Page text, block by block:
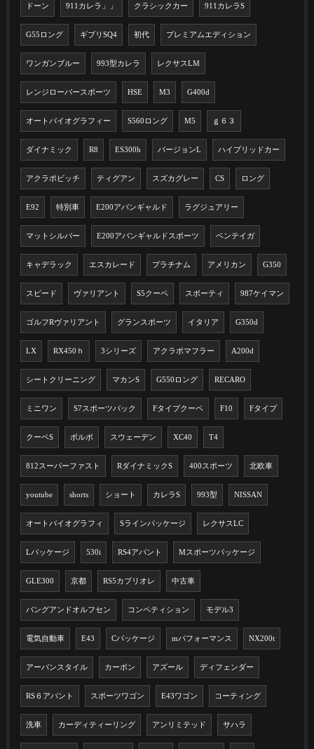
ドーン 911カレラ」」 クラシックカー 911カレラS
G55ロング ギブリSQ4 初代 プレミアムエディション
ワンガンブルー 993型カレラ レクサスLM
レンジローバースポーツ HSE M3 G400d
オートバイオグラフィー S560ロング M5 ｇ６３
ダイナミック R8 ES300h バージョンL ハイブリッドカー
アクラポビッチ ティグアン スズカグレー CS ロング
E92 特別車 E200アバンギャルド ラグジュアリー
マットシルバー E200アバンギャルドスポーツ ベンテイガ
キャデラック エスカレード プラチナム アメリカン G350
スピード ヴァリアント S5クーペ スポーティ 987ケイマン
ゴルフRヴァリアント グランスポーツ イタリア G350d
LX RX450ｈ 3シリーズ アクラポマフラー A200d
シートクリーニング マカンS G550ロング RECARO
ミニワン S7スポーツバック Fタイプクーペ F10 Fタイプ
クーペS ボルボ スウェーデン XC40 T4
812スーパーファスト RダイナミックS 400スポーツ 北欧車
youtube shorts ショート カレラS 993型 NISSAN
オートバイオグラフィ Sラインパッケージ レクサスLC
Lパッケージ 530i RS4アバント Mスポーツパッケージ
GLE300 京都 RS5カブリオレ 中古車
バングアンドオルフセン コンペティション モデル3
電気自動車 E43 Cパッケージ mパフォーマンス NX200t
アーバンスタイル カーボン アズール ディフェンダー
RS６アバント スポーツワゴン E43ワゴン コーティング
洗車 カーディティーリング アンリミテッド サハラ